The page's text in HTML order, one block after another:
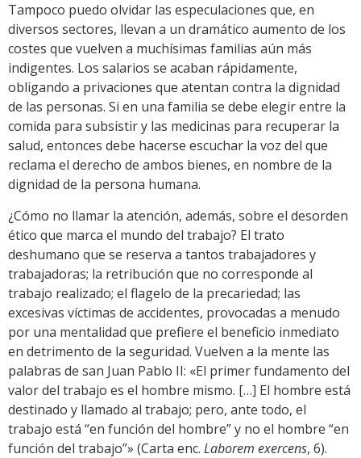
Tampoco puedo olvidar las especulaciones que, en
diversos sectores, llevan a un dramático aumento de los
costes que vuelven a muchísimas familias aún más
indigentes. Los salarios se acaban rápidamente,
obligando a privaciones que atentan contra la dignidad
de las personas. Si en una familia se debe elegir entre la
comida para subsistir y las medicinas para recuperar la
salud, entonces debe hacerse escuchar la voz del que
reclama el derecho de ambos bienes, en nombre de la
dignidad de la persona humana.
¿Cómo no llamar la atención, además, sobre el desorden
ético que marca el mundo del trabajo? El trato
deshumano que se reserva a tantos trabajadores y
trabajadoras; la retribución que no corresponde al
trabajo realizado; el flagelo de la precariedad; las
excesivas víctimas de accidentes, provocadas a menudo
por una mentalidad que prefiere el beneficio inmediato
en detrimento de la seguridad. Vuelven a la mente las
palabras de san Juan Pablo II: «El primer fundamento del
valor del trabajo es el hombre mismo. […] El hombre está
destinado y llamado al trabajo; pero, ante todo, el
trabajo está “en función del hombre” y no el hombre “en
función del trabajo”» (Carta enc. Laborem exercens, 6).